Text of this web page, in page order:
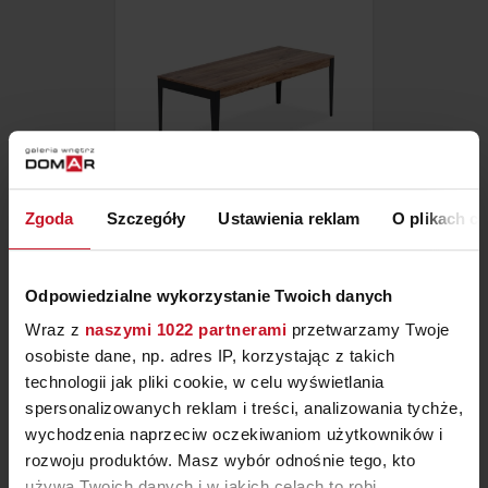
Zgoda Szczegóły Ustawienia reklam O plikach
Odpowiedzialne wykorzystanie Twoich danych
Wraz z naszymi 1022 partnerami przetwarzamy Twoje
osobiste dane, np. adres IP, korzystając z takich
technologii jak pliki cookie, w celu wyświetlania
spersonalizowanych reklam i treści, analizowania tychże,
wychodzenia naprzeciw oczekiwaniom użytkowników i
rozwoju produktów. Masz wybór odnośnie tego, kto
STÓŁ FLOY
ZAPYTAJ O CENĘ W SALONIE